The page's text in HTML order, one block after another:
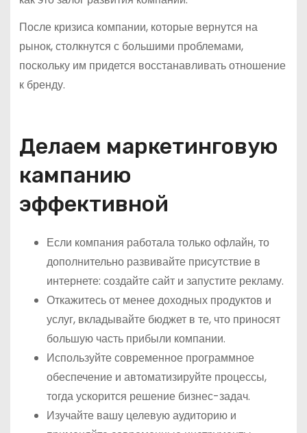
После кризиса компании, которые вернутся на
рынок, столкнутся с большими проблемами,
поскольку им придется восстанавливать отношение
к бренду.
Делаем маркетинговую
кампанию
эффективной
Если компания работала только офлайн, то
дополнительно развивайте присутствие в
интернете: создайте сайт и запустите рекламу.
Откажитесь от менее доходных продуктов и
услуг, вкладывайте бюджет в те, что приносят
большую часть прибыли компании.
Используйте современное программное
обеспечение и автоматизируйте процессы,
тогда ускорится решение бизнес-задач.
Изучайте вашу целевую аудиторию и